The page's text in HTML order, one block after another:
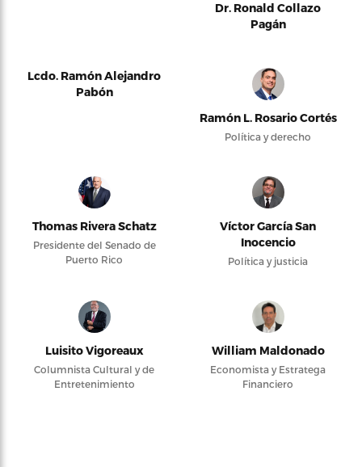
Dr. Ronald Collazo
Pagán
Lcdo. Ramón Alejandro
Pabón
Ramón L. Rosario Cortés
Política y derecho
Thomas Rivera Schatz
Presidente del Senado de
Puerto Rico
Víctor García San
Inocencio
Política y justicia
Luisito Vigoreaux
Columnista Cultural y de
Entretenimiento
William Maldonado
Economista y Estratega
Financiero